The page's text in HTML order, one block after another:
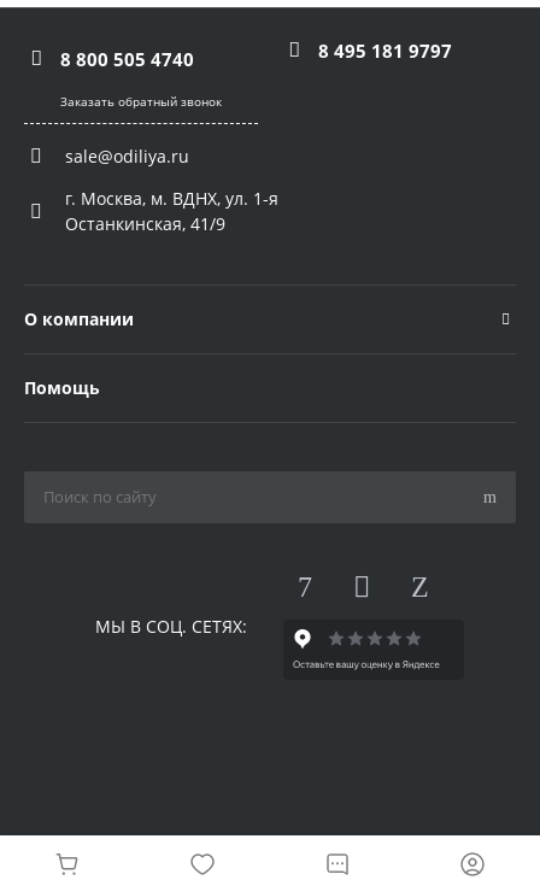
8 800 505 4740 8 495 181 9797
Заказать обратный звонок
sale@odiliya.ru
г. Москва, м. ВДНХ, ул. 1-я
Останкинская, 41/9
О компании
Помощь
МЫ В СОЦ. СЕТЯХ:
© 2026 Одилия, Все права защищены